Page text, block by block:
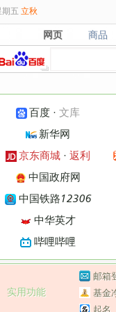
期五 立秋
网页
网页 商品
商品
百度 ·文库
新华网
京东商城 ·返利
中国政府网
中国铁路12306
中华英才
哔哩哔哩
实用功能
邮箱
基金
起名